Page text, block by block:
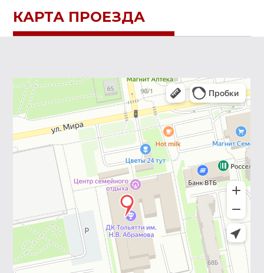
КАРТА ПРОЕЗДА